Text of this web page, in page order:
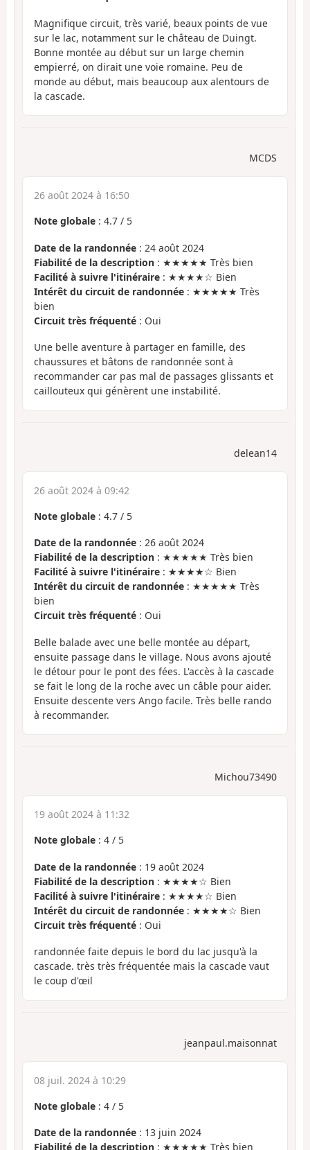
Magnifique circuit, très varié, beaux points de vue
sur le lac, notamment sur le château de Duingt.
Bonne montée au début sur un large chemin
empierré, on dirait une voie romaine. Peu de
monde au début, mais beaucoup aux alentours de
la cascade.
MCDS
26 août 2024 à 16:50
Note globale : 4.7 / 5
Date de la randonnée : 24 août 2024
Fiabilité de la description : ★★★★★ Très bien
Facilité à suivre l'itinéraire : ★★★★☆ Bien
Intérêt du circuit de randonnée : ★★★★★ Très
bien
Circuit très fréquenté : Oui
Une belle aventure à partager en famille, des
chaussures et bâtons de randonnée sont à
recommander car pas mal de passages glissants et
caillouteux qui génèrent une instabilité.
delean14
26 août 2024 à 09:42
Note globale : 4.7 / 5
Date de la randonnée : 26 août 2024
Fiabilité de la description : ★★★★★ Très bien
Facilité à suivre l'itinéraire : ★★★★☆ Bien
Intérêt du circuit de randonnée : ★★★★★ Très
bien
Circuit très fréquenté : Oui
Belle balade avec une belle montée au départ,
ensuite passage dans le village. Nous avons ajouté
le détour pour le pont des fées. L'accès à la cascade
se fait le long de la roche avec un câble pour aider.
Ensuite descente vers Ango facile. Très belle rando
à recommander.
Michou73490
19 août 2024 à 11:32
Note globale : 4 / 5
Date de la randonnée : 19 août 2024
Fiabilité de la description : ★★★★☆ Bien
Facilité à suivre l'itinéraire : ★★★★☆ Bien
Intérêt du circuit de randonnée : ★★★★☆ Bien
Circuit très fréquenté : Oui
randonnée faite depuis le bord du lac jusqu'à la
cascade. très très fréquentée mais la cascade vaut
le coup d'œil
jeanpaul.maisonnat
08 juil. 2024 à 10:29
Note globale : 4 / 5
Date de la randonnée : 13 juin 2024
Fiabilité de la description : ★★★★★ Très bien